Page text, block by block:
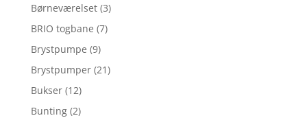
Børneværelset (3)
BRIO togbane (7)
Brystpumpe (9)
Brystpumper (21)
Bukser (12)
Bunting (2)